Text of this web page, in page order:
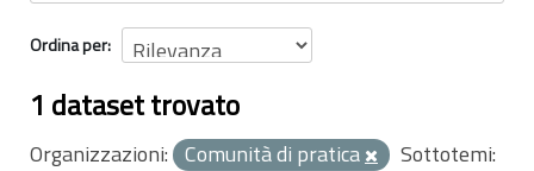
Ordina per
1 dataset trovato
Organizzazioni: Comunità di pratica
Sottotemi: